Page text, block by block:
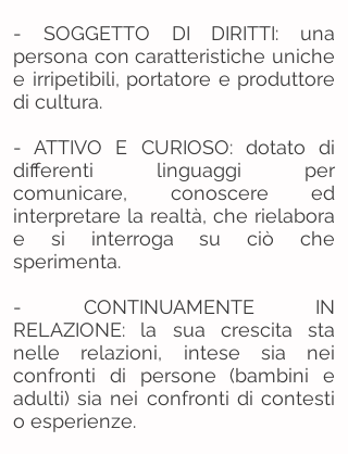
- SOGGETTO DI DIRITTI: una
persona con caratteristiche uniche
e irripetibili, portatore e produttore
di cultura.
- ATTIVO E CURIOSO: dotato di
differenti linguaggi per
comunicare, conoscere ed
interpretare la realtà, che rielabora
e si interroga su ciò che
sperimenta.
- CONTINUAMENTE IN
RELAZIONE: la sua crescita sta
nelle relazioni, intese sia nei
confronti di persone (bambini e
adulti) sia nei confronti di contesti
o esperienze.